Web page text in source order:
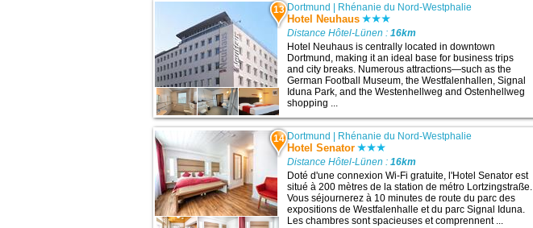
13 Dortmund | Rhénanie du Nord-Westphalie
Hotel Neuhaus
Distance Hôtel-Lünen :16km
Hotel Neuhaus is centrally located in downtown
Dortmund, making it an ideal base for business trips
and city breaks. Numerous attractions—such as the
German Football Museum, the Westfalenhallen, Signal
Iduna Park, and the Westenhellweg and Ostenhellweg
shopping ...
14 Dortmund Rhénanie du Nord-Westphalie
Hotel Senator
Distance Hôtel-Lünen :16km
Doté d'une connexion Wi-Fi gratuite, l'Hotel Senator est
situé à 200 mètres de la station de métro Lortzingstraße.
Vous séjournerez à 10 minutes de route du parc des
expositions de Westfalenhalle et du parc Signal Iduna.
Les chambres sont spacieuses et comprennent ...